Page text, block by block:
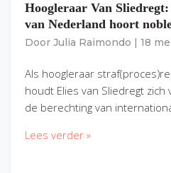
Hoogleraar Van
van Nederland hoort
Door Julia Raimondo 18
Als hoogleraar
houdt Elies van Sliedregt
de berechting van
Lees verder »